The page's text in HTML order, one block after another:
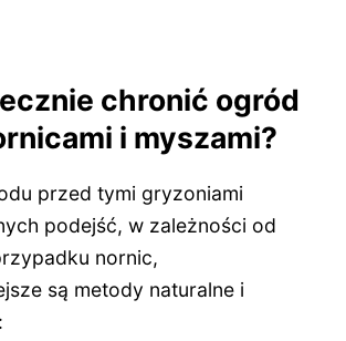
chronić ogród
i myszami?
przed tymi gryzoniami
podejść, w zależności od
nornic,
są metody naturalne i